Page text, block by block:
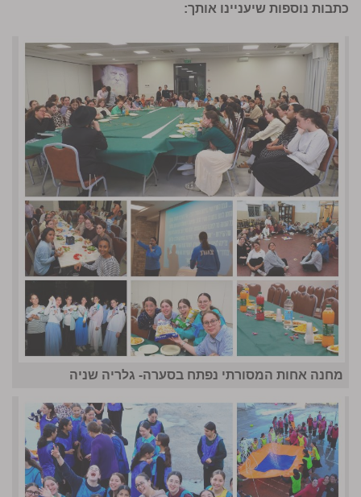
כתבות נוספות שיעניינו אותך:
מחנה אחות המסורתי נפתח בסערה- גלריה שניה